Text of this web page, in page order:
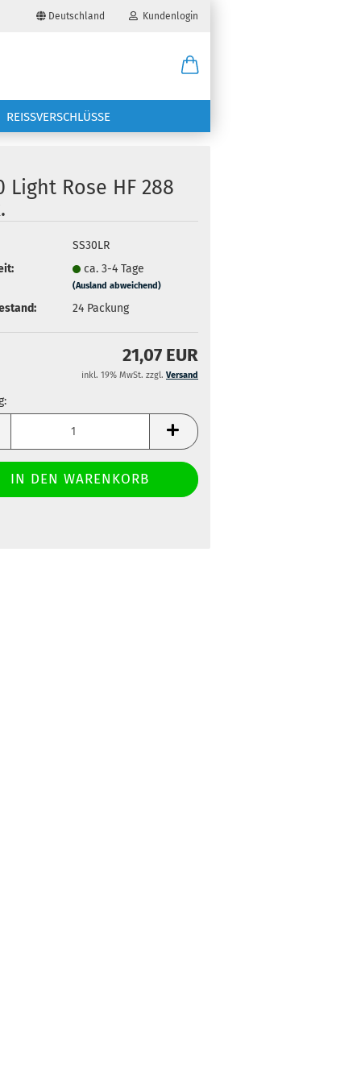
Deutschland Kundenlogin
vergessen?
REISSVERSCHLÜSSE
Light Rose HF 288
SS30LR
ca. 3-4 Tage
(Ausland abweichend)
24 Packung
21,07 EUR
inkl. 19% MwSt. zzgl. Versand